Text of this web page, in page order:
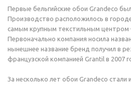
Первые бельгийские обои Grandeco
Производство расположилось в
самым крупным текстильным центром
Первоначально компания носила
нынешнее название бренд получил в
французской компанией Grantil в 2007
За несколько лет обои Grandeco стали